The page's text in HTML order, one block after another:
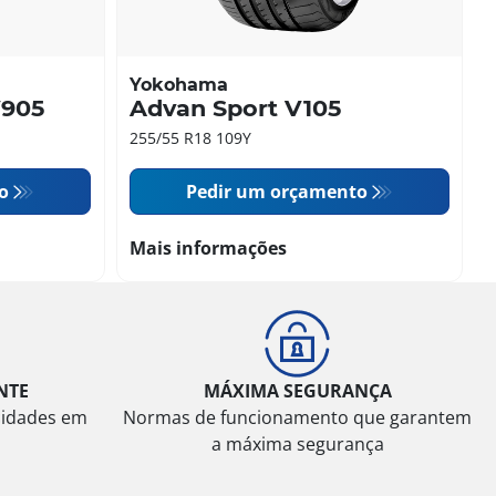
Yokohama
Advan Sport V105
255/55 R18 109Y
Pedir um orçamento
Mais informações
em
MÁXIMA SEGURANÇA
Normas de funcionamento que garantem
a máxima segurança